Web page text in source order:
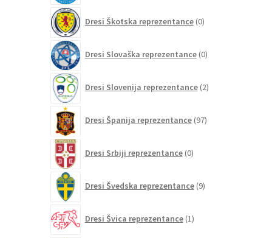
Dresi Škotska reprezentance 0izdelkov
Dresi Slovaška reprezentance 0izdelkov
Dresi Slovenija reprezentance 2izdelka
Dresi Španija reprezentance 97izdelkov
Dresi Srbiji reprezentance 0izdelkov
Dresi Švedska reprezentance 9izdelkov
Dresi Švica reprezentance 1izdelek